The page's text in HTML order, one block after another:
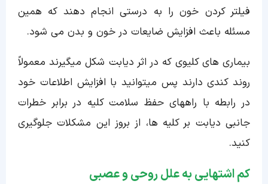
فیلتر کردن خون را به درستی انجام دهند که همین
مسئله باعث افزایش ضایعات در خون و بدن می شود.
بیماری های کلیوی که در اثر دیابت شکل میگیرند معمولاً
روند کندی دارند پس میتوانید با افزایش اطلاعات خود
در رابطه با راههای حفظ سلامت کلیه در برابر خطرات
جانبی دیابت بر کلیه ها، از بروز این مشکلات جلوگیری
کنید.
کم اشتهایی به علل روحی و عصبی